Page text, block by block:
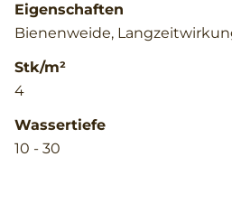
Eigenschaften
Bienenweide,
Stk/m²
4
Wassertiefe
10 - 30